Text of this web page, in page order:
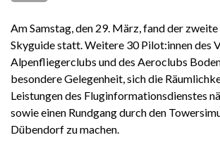
Am Samstag, den 29. März, fand der
Skyguide statt. Weitere 30 Pilot:innen des
Alpenfliegerclubs und des Aeroclubs
besondere Gelegenheit, sich die
Leistungen des Fluginformationsdienstes
sowie einen Rundgang durch den
Dübendorf zu machen.